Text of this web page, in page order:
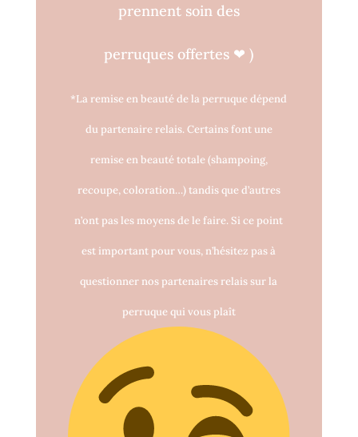
prennent soin des
perruques offertes ❤)
*La remise en beauté de la perruque dépend
du partenaire relais. Certains font une
remise en beauté totale (shampoing,
recoupe, coloration…) tandis que d’autres
n’ont pas les moyens de le faire. Si ce point
est important pour vous, n’hésitez pas à
questionner nos partenaires relais sur la
perruque qui vous plaît